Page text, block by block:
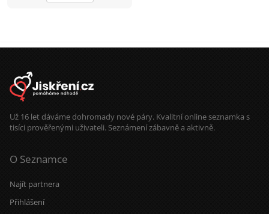
Už 16 let dáváme dohromady nové páry. Kvalitní online seznamka s
tisíci prověřenými uživateli. Seznámení zábavně a aktivně.
O Seznamce
Najít partnera
Přihlášení